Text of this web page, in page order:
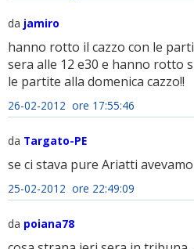
da jamiro
hanno rotto il cazzo con le
sera alle 12 e30 e hanno rotto
le partite alla domenica cazzo!!
26-02-2012 ore 17:55:46
da Targato-PE
se ci stava pure Ariatti
25-02-2012 ore 22:49:09
da poiana78